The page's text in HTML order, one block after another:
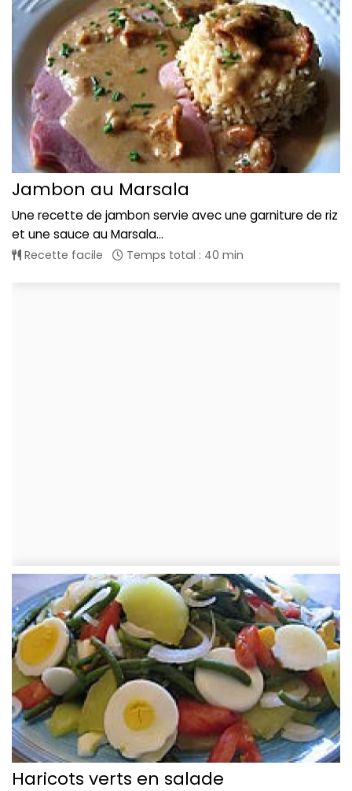
Jambon au Marsala
Une recette de jambon servie avec une garniture de riz
et une sauce au Marsala...
Recette facile Temps total : 40 min
Haricots verts en salade